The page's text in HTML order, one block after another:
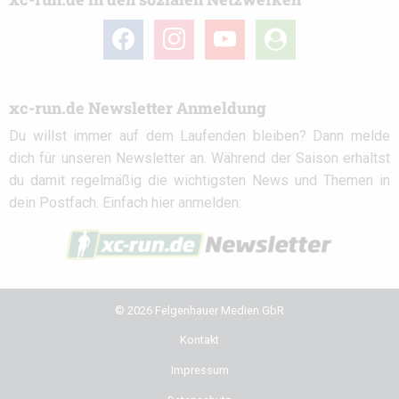
facebook instagramyoutube
user-
circle
xc-run.de Newsletter Anmeldung
Du willst immer auf dem Laufenden bleiben? Dann melde
dich für unseren Newsletter an. Während der Saison erhältst
du damit regelmäßig die wichtigsten News und Themen in
dein Postfach. Einfach hier anmelden:
© 2026 Felgenhauer Medien GbR
Kontakt
Impressum